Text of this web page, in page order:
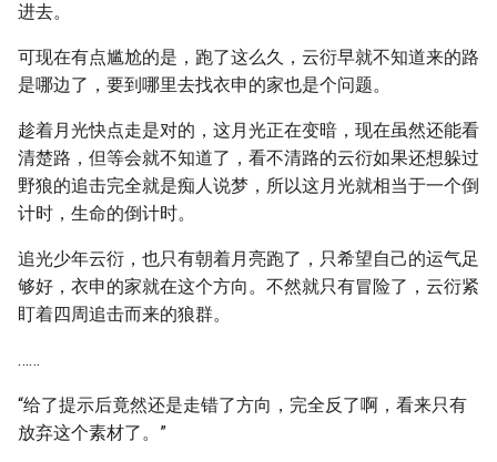
进去。
可现在有点尴尬的是，跑了这么久，云衍早就不知道来的路
是哪边了，要到哪里去找衣申的家也是个问题。
趁着月光快点走是对的，这月光正在变暗，现在虽然还能看
清楚路，但等会就不知道了，看不清路的云衍如果还想躲过
野狼的追击完全就是痴人说梦，所以这月光就相当于一个倒
计时，生命的倒计时。
追光少年云衍，也只有朝着月亮跑了，只希望自己的运气足
够好，衣申的家就在这个方向。不然就只有冒险了，云衍紧
盯着四周追击而来的狼群。
……
“给了提示后竟然还是走错了方向，完全反了啊，看来只有
放弃这个素材了。”